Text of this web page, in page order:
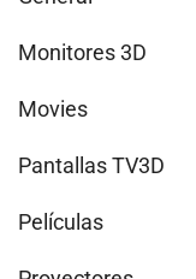
Monitores 3D
Movies
Pantallas TV3D
Películas